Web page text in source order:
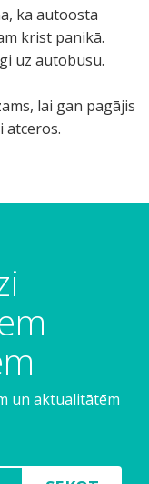
ka autoosta
krist panikā.
uz autobusu.
lai gan pagājis
atceros.
un aktualitātēm